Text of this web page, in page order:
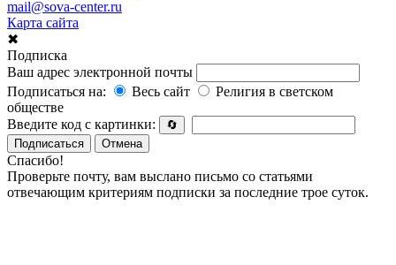
mail@sova-center.ru
Карта сайта
✖
Подписка
Ваш адрес электронной почты
Подписаться на:
Весь сайт
Религия в светском
обществе
Введите код с картинки:
🔄
Подписаться
Отмена
Спасибо!
Проверьте почту, вам выслано письмо со статьями
отвечающим критериям подписки за последние трое суток.